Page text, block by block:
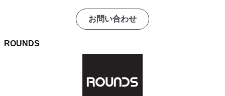
お問い合わせ
ROUNDS